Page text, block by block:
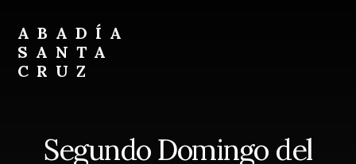
content
footer
ABADÍA
SANTA
CRUZ
Segundo Domingo del